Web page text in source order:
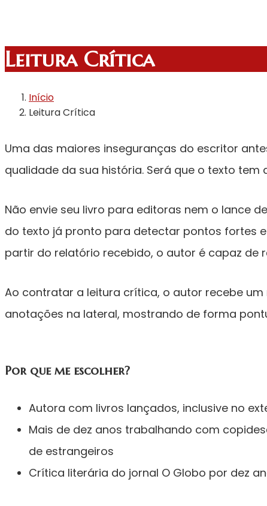
Leitura Crítica
Início
Leitura Crítica
Uma das maiores inseguranças do escritor
qualidade da sua história. Será que o texto
Não envie seu livro para editoras nem o lance
do texto já pronto para detectar pontos fortes
partir do relatório recebido, o autor é capaz de
Ao contratar a leitura crítica, o autor recebe
anotações na lateral, mostrando de forma
Por que me escolher?
Autora com livros lançados, inclusive no
Mais de dez anos trabalhando com
de estrangeiros
Crítica literária do jornal O Globo por dez